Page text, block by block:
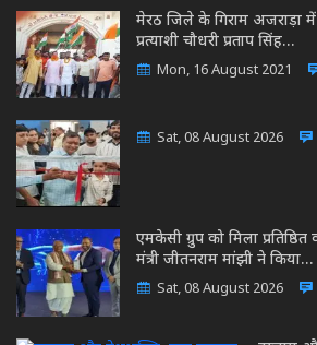
मेरठ जिले के गिराम अजराड़ा
प्रत्याशी चौधरी प्रताप सिंह…
Mon, 16 August 2021
Sat, 08 August 2026
एमकेसी ग्रुप को मिला प्रतिष्ठित
मंत्री जीतनराम मांझी ने किया…
Sat, 08 August 2026